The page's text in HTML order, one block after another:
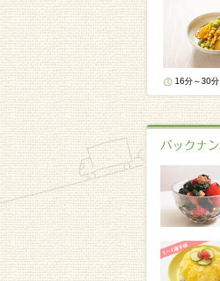
16分～30分